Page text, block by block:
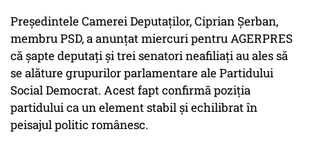
Președintele Camerei Deputaților, Ciprian Șerban,
membru PSD, a anunțat miercuri pentru AGERPRES
că șapte deputați și trei senatori neafiliați au ales să
se alăture grupurilor parlamentare ale Partidului
Social Democrat. Acest fapt confirmă poziția
partidului ca un element stabil și echilibrat în
peisajul politic românesc.